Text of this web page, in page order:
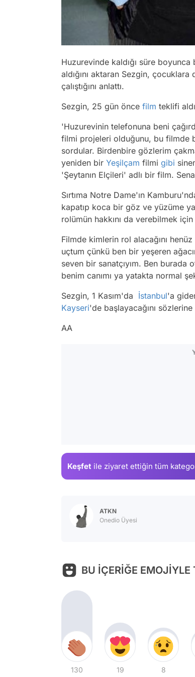
Huzurevinde kaldığı süre
aldığını aktaran Sezgin,
çalıştığını anlattı.
Sezgin, 25 gün önce film teklifi
'Huzurevinin telefonuna beni
filmi projeleri olduğunu, bu filmde
sordular. Birdenbire gözlerim
yeniden bir Yeşilçam filmi gibi
'Şeytanın Elçileri' adlı bir film.
Sırtıma Notre Dame'ın
kapatıp koca bir göz ve yüzüme
rolümün hakkını da verebilmek
Filmde kimlerin rol alacağını
uçtum çünkü ben bir yeşeren
seven bir sanatçıyım. Ben burada
benim canımı ya yatakta normal
Sezgin, 1 Kasım'da İstanbul'a
Kayseri'de başlayacağını
AA
Keşfet ile ziyaret ettiğin tüm
ATKN
Onedio Üyesi
BU İÇERİĞE EMOJİYLE
130 19 8